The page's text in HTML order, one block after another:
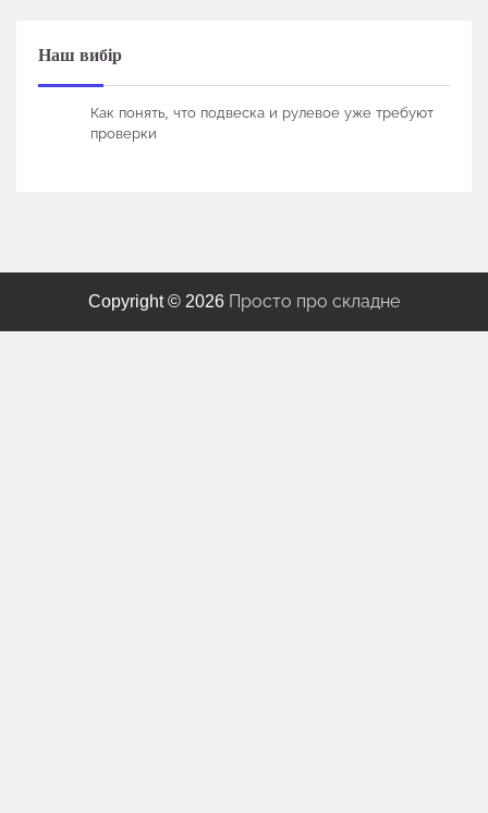
Наш вибір
Как понять, что подвеска и рулевое уже требуют
проверки
Copyright © 2026 Просто про складне